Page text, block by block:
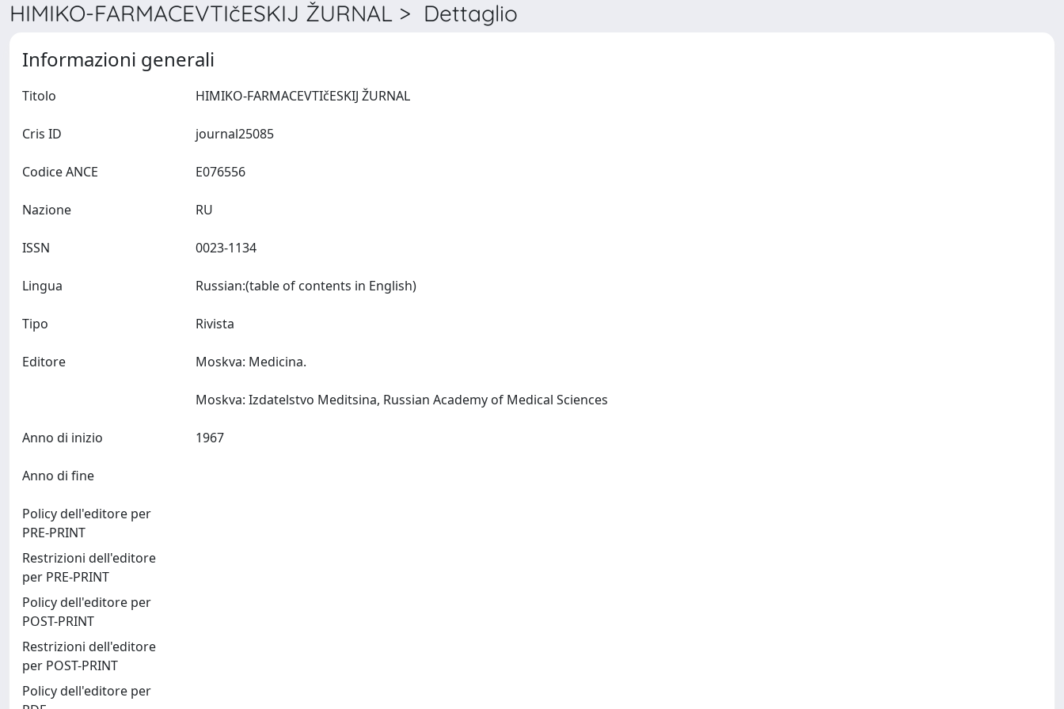
HIMIKO-FARMACEVTIčESKIJ ŽURNAL > Dettaglio
Informazioni generali
Titolo
Cris ID
Codice ANCE
Nazione
ISSN
Lingua
Tipo Rivista
Editore Moskva: Medicina.
Anno di inizio
Anno di fine
Policy dell'editore per
PRE-PRINT
Restrizioni dell'editore
per PRE-PRINT
Policy dell'editore per
POST-PRINT
Restrizioni dell'editore
per POST-PRINT
Policy dell'editore per